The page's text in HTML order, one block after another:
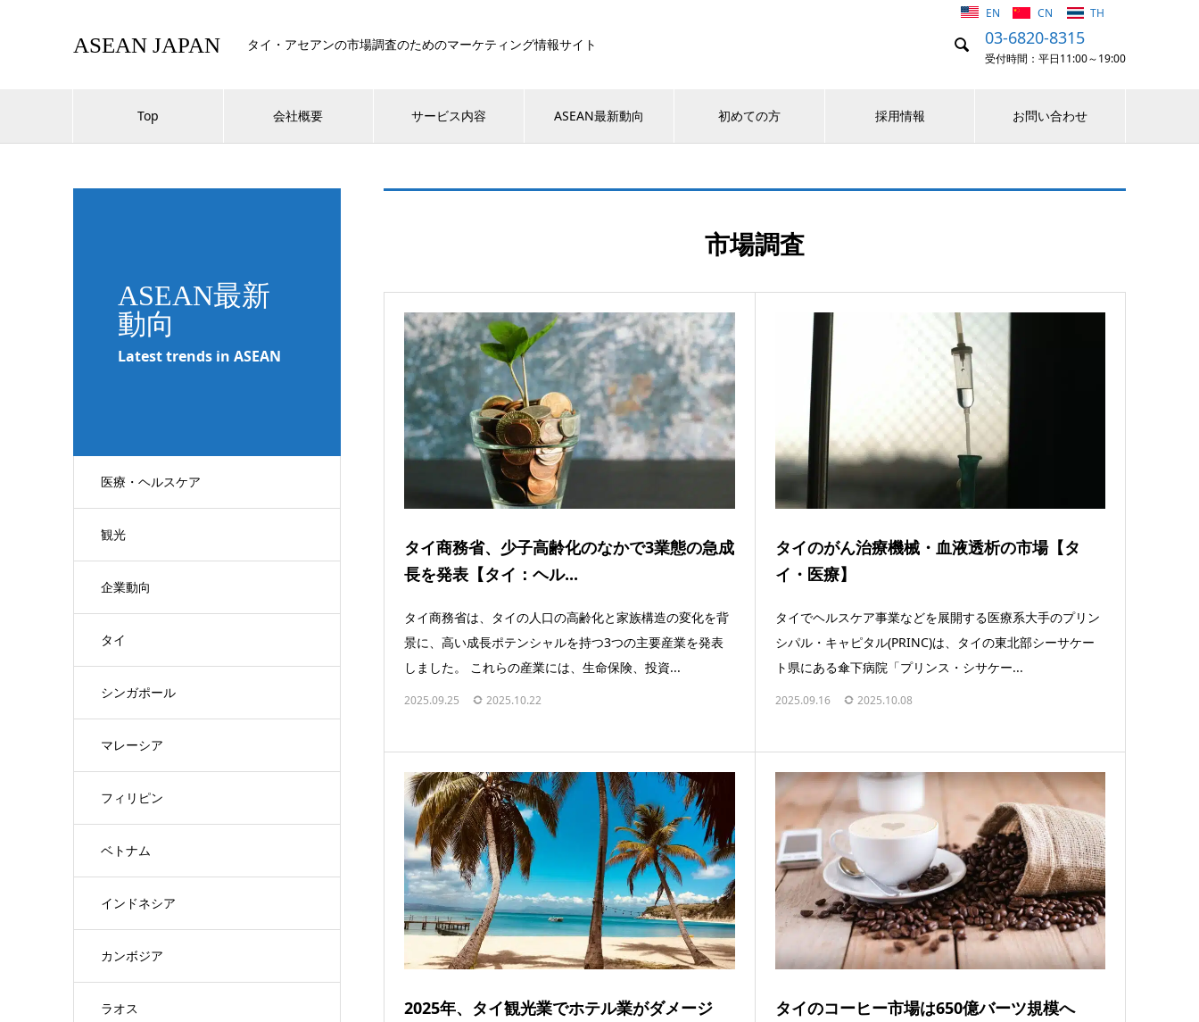
ASEAN JAPAN タイ・アセアンの市場調査のためのマーケティング情報サイト  03-6820-8315
受付時間：平日11:00～19:00
EN CN TH
Top 会社概要 サービス内容 ASEAN最新動向 初めての方 採用情報 お問い合わせ
ASEAN最新
動向
Latest trends in ASEAN
医療・ヘルスケア
観光
企業動向
タイ
シンガポール
マレーシア
フィリピン
ベトナム
インドネシア
カンボジア
ラオス
市場調査
タイ商務省、少子高齢化のなかで3業態の急成
長を発表【タイ：ヘル...
タイ商務省は、タイの人口の高齢化と家族構造の変化を背
景に、高い成長ポテンシャルを持つ3つの主要産業を発表
しました。 これらの産業には、生命保険、投資...
2025.09.25 2025.10.22
タイのがん治療機械・血液透析の市場【タ
イ・医療】
タイでヘルスケア事業などを展開する医療系大手のプリン
シパル・キャピタル(PRINC)は、タイの東北部シーサケー
ト県にある傘下病院「プリンス・シサケー...
2025.09.16 2025.10.08
2025年、タイ観光業でホテル業がダメージ
タイのコーヒー市場は650億バーツ規模へ